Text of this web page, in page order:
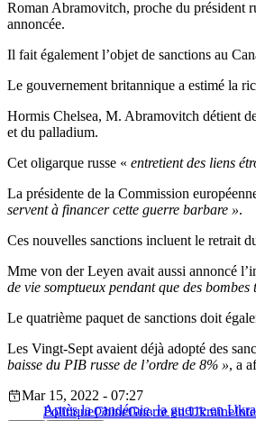
Roman Abramovitch, proche du président
annoncée.
Il fait également l’objet de sanctions au
Le gouvernement britannique a estimé la
Hormis Chelsea, M. Abramovitch détient
et du palladium.
Cet oligarque russe « entretient des liens
La présidente de la Commission
servent à financer cette guerre barbare ».
Ces nouvelles sanctions incluent le retrait
Mme von der Leyen avait aussi annoncé
de vie somptueux pendant que des
Le quatrième paquet de sanctions doit
Les Vingt-Sept avaient déjà adopté des
baisse du PIB russe de l’ordre de 8% », a
Après la pandémie, la guerre en
Mar 15, 2022 - 07:27
PolitiqueChineGuerre en Ukraine